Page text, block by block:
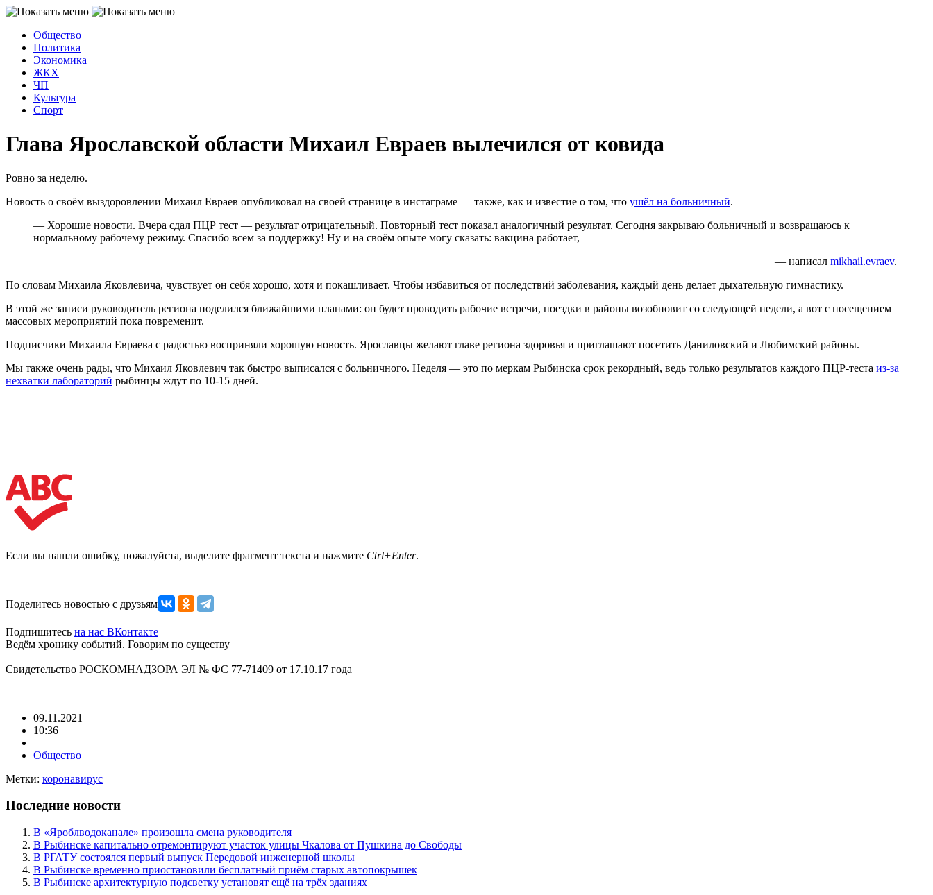
Общество
Политика
Экономика
ЖКХ
ЧП
Культура
Спорт
Глава Ярославской области Михаил Евраев вылечился от ковида
Ровно за неделю.
Новость о своём выздоровлении Михаил Евраев опубликовал на своей странице в инстаграме — также, как и известие о том, что ушёл на больничный.
— Хорошие новости. Вчера сдал ПЦР тест — результат отрицательный. Повторный тест показал аналогичный результат. Сегодня закрываю больничный и возвращаюсь к
нормальному рабочему режиму. Спасибо всем за поддержку! Ну и на своём опыте могу сказать: вакцина работает,
— написал mikhail.evraev.
По словам Михаила Яковлевича, чувствует он себя хорошо, хотя и покашливает. Чтобы избавиться от последствий заболевания, каждый день делает дыхательную гимнастику.
В этой же записи руководитель региона поделился ближайшими планами: он будет проводить рабочие встречи, поездки в районы возобновит со следующей недели, а вот с посещением
массовых мероприятий пока повременит.
Подписчики Михаила Евраева с радостью восприняли хорошую новость. Ярославцы желают главе региона здоровья и приглашают посетить Даниловский и Любимский районы.
Мы также очень рады, что Михаил Яковлевич так быстро выписался с больничного. Неделя — это по меркам Рыбинска срок рекордный, ведь только результатов каждого ПЦР-теста из-за
нехватки лабораторий рыбинцы ждут по 10-15 дней.
Если вы нашли ошибку, пожалуйста, выделите фрагмент текста и нажмите Ctrl+Enter.
Поделитесь новостью с друзьями
Подпишитесь на нас ВКонтакте
Ведём хронику событий. Говорим по существу
Свидетельство РОСКОМНАДЗОРА ЭЛ № ФС 77-71409 от 17.10.17 года
09.11.2021
10:36
Общество
Метки: коронавирус
Последние новости
В «Яроблводоканале» произошла смена руководителя
В Рыбинске капитально отремонтируют участок улицы Чкалова от Пушкина до Свободы
В РГАТУ состоялся первый выпуск Передовой инженерной школы
В Рыбинске временно приостановили бесплатный приём старых автопокрышек
В Рыбинске архитектурную подсветку установят ещё на трёх зданиях